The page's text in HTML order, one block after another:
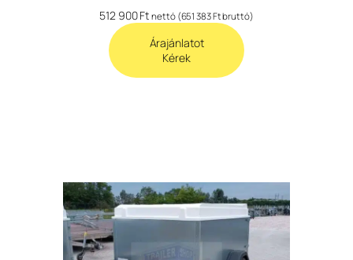
512 900Ft nettó (651 383Ftbruttó)
Árajánlatot
Kérek